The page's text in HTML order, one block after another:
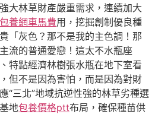
大林草財產嚴重需求，連續加大
包養網車馬費用，挖掘創制優良種
「灰色？那不是我的主色調！那
流的普通愛戀！這太不水瓶座
、特點經濟林樹張水瓶在地下室看
但不是因為害怕，而是因為對財
“三北”地域抗逆性強的林草劣種選
基地包養價格ptt布局，確保種苗供